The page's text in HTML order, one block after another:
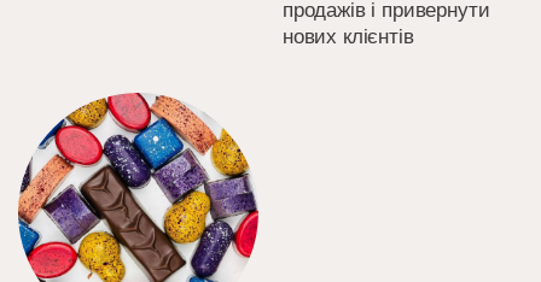
продажів і привернути
нових клієнтів